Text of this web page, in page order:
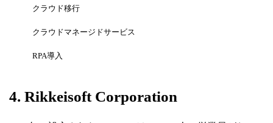
クラウド移行
クラウドマネージドサービス
RPA導入
4. Rikkeisoft Corporation